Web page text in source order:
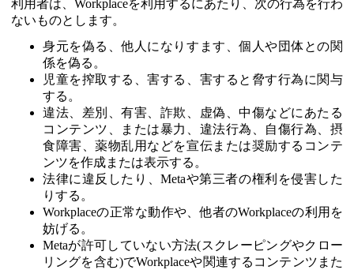
利用者は、Workplaceを利用するにあたり、次の行為を行わ
ないものとします。
身元を偽る、他人になりすます、個人や団体との関
係を偽る。
児童を搾取する、害する、害すると脅す行為に関与
する。
違法、差別、有害、詐欺、虚偽、中傷などにあたる
コンテンツ、または暴力、違法行為、自傷行為、摂
食障害、薬物乱用などを宣伝または奨励するコンテ
ンツを作成または表示する。
法律に違反したり、Metaや第三者の権利を侵害した
りする。
Workplaceの正常な動作や、他者のWorkplaceの利用を
妨げる。
Metaが許可していない方法(スクレーピングやクロー
リングを含む)でWorkplaceや関連するコンテンツまた